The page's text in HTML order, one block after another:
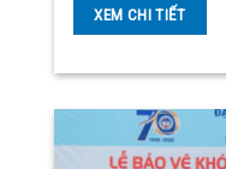
XEM CHI TIẾT